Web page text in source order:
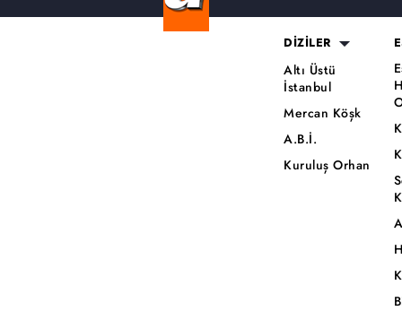
DİZİLER
Altı Üstü
İstanbul
Mercan Köşk
A.B.İ.
Kuruluş Orhan